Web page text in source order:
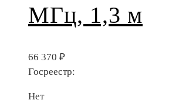
МГц, 1,3 м
66 370 ₽
Госреестр:
Нет